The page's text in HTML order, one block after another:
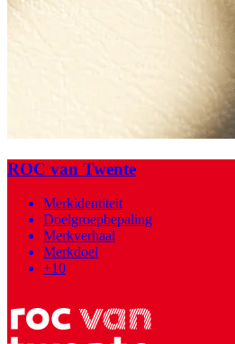
ROC van Twente
Merkidentiteit
Doelgroepbepaling
Merkverhaal
Merkdoel
+10